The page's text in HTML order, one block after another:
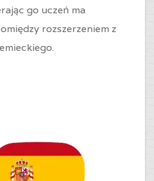
go uczeń ma
rozszerzeniem z